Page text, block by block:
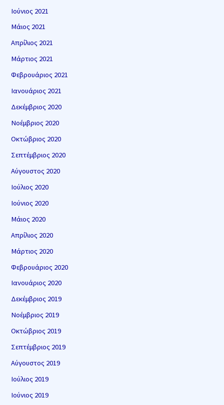
Ιούνιος 2021
Μάιος 2021
Απρίλιος 2021
Μάρτιος 2021
Φεβρουάριος 2021
Ιανουάριος 2021
Δεκέμβριος 2020
Νοέμβριος 2020
Οκτώβριος 2020
Σεπτέμβριος 2020
Αύγουστος 2020
Ιούλιος 2020
Ιούνιος 2020
Μάιος 2020
Απρίλιος 2020
Μάρτιος 2020
Φεβρουάριος 2020
Ιανουάριος 2020
Δεκέμβριος 2019
Νοέμβριος 2019
Οκτώβριος 2019
Σεπτέμβριος 2019
Αύγουστος 2019
Ιούλιος 2019
Ιούνιος 2019